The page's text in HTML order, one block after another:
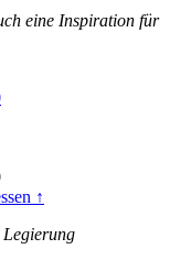
eine Inspiration für
↑
Legierung